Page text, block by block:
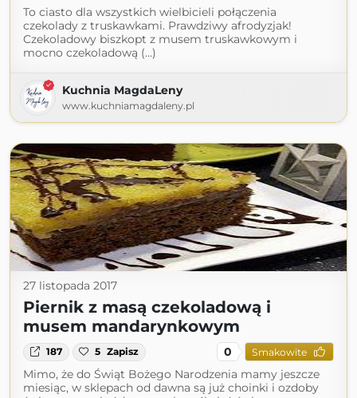
To ciasto dla wszystkich wielbicieli połączenia
czekolady z truskawkami. Prawdziwy afrodyzjak!
Czekoladowy biszkopt z musem truskawkowym i
mocno czekoladową (...)
Kuchnia MagdaLeny
www.kuchniamagdaleny.pl
27 listopada 2017
Piernik z masą czekoladową i
musem mandarynkowym
187 5 Zapisz 0 Smakowite
Mimo, że do Świąt Bożego Narodzenia mamy jeszcze
miesiąc, w sklepach od dawna są już choinki i ozdoby